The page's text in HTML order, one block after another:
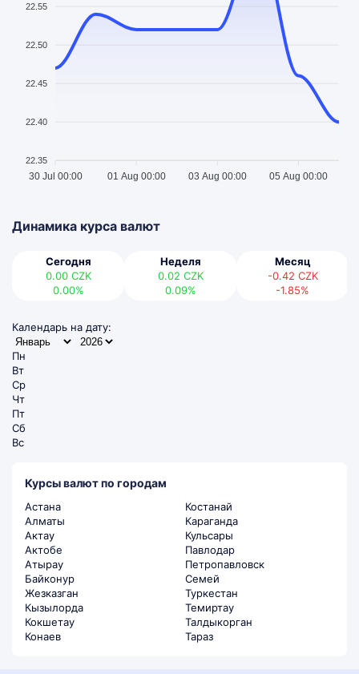
22.55
22.50
22.45
22.40
22.35
30 Jul 00:00 01 Aug 00:00 03 Aug 00:00 05 Aug 00:00
Динамика курса валют
Сегодня
0.00 CZK
0.00%
Неделя
0.02 CZK
0.09%
Месяц
-0.42 CZK
-1.85%
Календарь на дату:
Пн
Вт
Ср
Чт
Пт
Сб
Вс
Курсы валют по городам
Астана
Алматы
Актау
Актобе
Атырау
Байконур
Жезказган
Кызылорда
Кокшетау
Конаев
Костанай
Караганда
Кульсары
Павлодар
Петропавловск
Семей
Туркестан
Темиртау
Талдыкорган
Тараз